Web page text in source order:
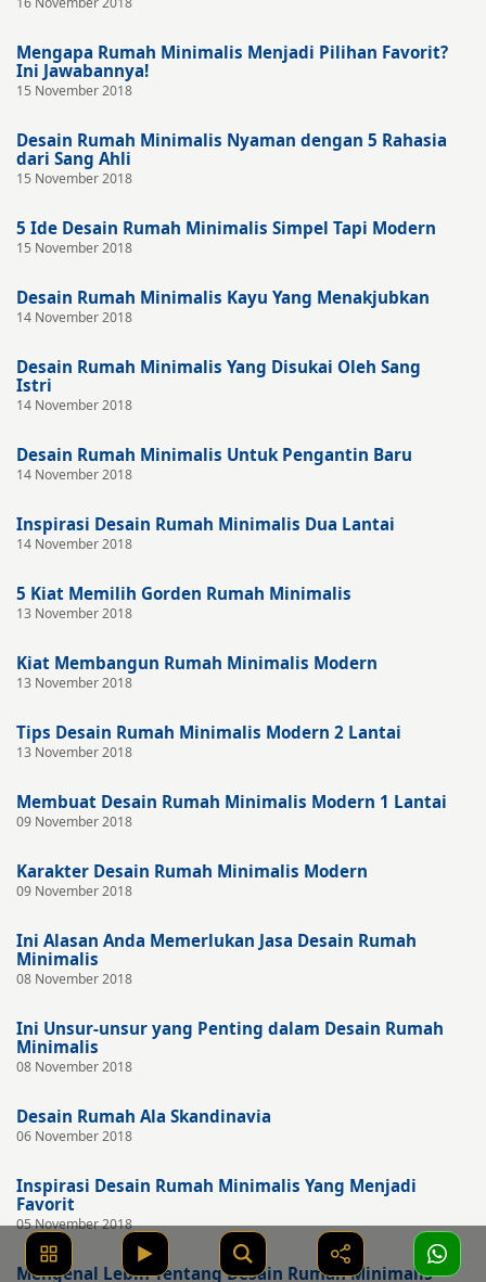
Mengapa Rumah Minimalis Menjadi Pilihan Favorit?
Ini Jawabannya!
15 November 2018
Desain Rumah Minimalis Nyaman dengan 5 Rahasia
dari Sang Ahli
15 November 2018
5 Ide Desain Rumah Minimalis Simpel Tapi Modern
15 November 2018
Desain Rumah Minimalis Kayu Yang Menakjubkan
14 November 2018
Desain Rumah Minimalis Yang Disukai Oleh Sang
Istri
14 November 2018
Desain Rumah Minimalis Untuk Pengantin Baru
14 November 2018
Inspirasi Desain Rumah Minimalis Dua Lantai
14 November 2018
5 Kiat Memilih Gorden Rumah Minimalis
13 November 2018
Kiat Membangun Rumah Minimalis Modern
13 November 2018
Tips Desain Rumah Minimalis Modern 2 Lantai
13 November 2018
Membuat Desain Rumah Minimalis Modern 1 Lantai
09 November 2018
Karakter Desain Rumah Minimalis Modern
09 November 2018
Ini Alasan Anda Memerlukan Jasa Desain Rumah
Minimalis
08 November 2018
Ini Unsur-unsur yang Penting dalam Desain Rumah
Minimalis
08 November 2018
Desain Rumah Ala Skandinavia
06 November 2018
Inspirasi Desain Rumah Minimalis Yang Menjadi
Favorit
05 November 2018
Mengenal Lebih Tentang Desain Rumah Minimalis